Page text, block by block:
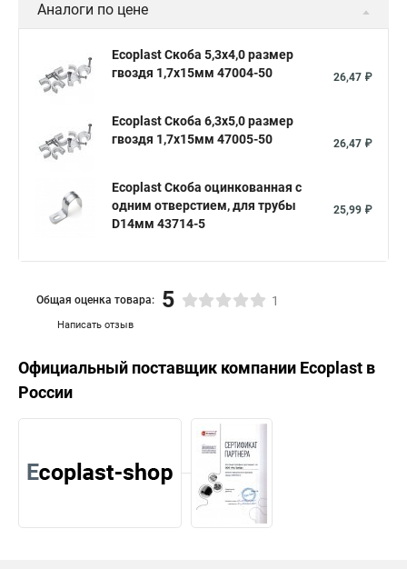
Аналоги по цене
Ecoplast Скоба 5,3х4,0 размер
гвоздя 1,7х15мм 47004-50
26,47 ₽
Ecoplast Скоба 6,3х5,0 размер
гвоздя 1,7х15мм 47005-50
26,47 ₽
Ecoplast Скоба оцинкованная с
одним отверстием, для трубы
D14мм 43714-5
25,99 ₽
Написать отзыв
Общая оценка товара: 5 1
Официальный поставщик компании Ecoplast в
России